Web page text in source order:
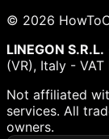
© 2026
LINEGON S.R.L.
(VR), Italy -
Not affiliated
services. All
owners.